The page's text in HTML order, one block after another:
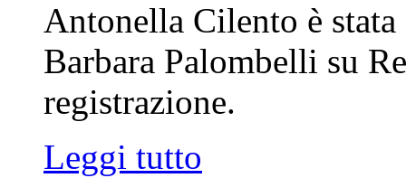
Antonella Cilento è
Barbara Palombelli su
registrazione.
Leggi tutto